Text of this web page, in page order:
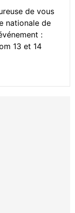
de vous
nationale de
:
13 et 14